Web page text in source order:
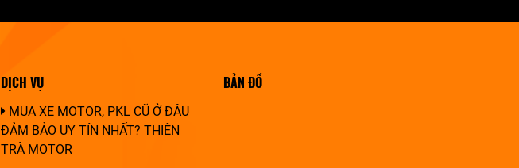
DỊCH VỤ
MUA XE MOTOR, PKL CŨ Ở ĐÂU
ĐẢM BẢO UY TÍN NHẤT? THIÊN
TRÀ MOTOR
BẢN ĐỒ